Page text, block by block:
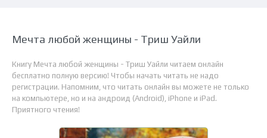
Мечта любой женщины - Триш Уайли
Книгу Мечта любой женщины - Триш Уайли читаем онлайн
бесплатно полную версию! Чтобы начать читать не надо
регистрации. Напомним, что читать онлайн вы можете не только
на компьютере, но и на андроид (Android), iPhone и iPad.
Приятного чтения!